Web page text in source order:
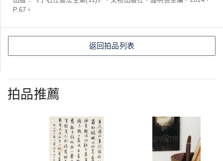
P.67。
返回拍品列表
拍品推薦